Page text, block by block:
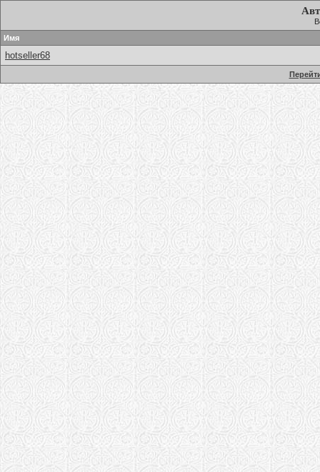
Имя
hotseller68